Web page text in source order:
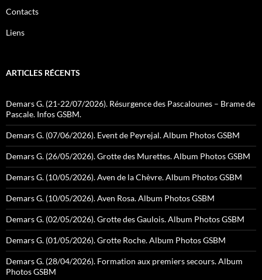
Contacts
Liens
ARTICLES RÉCENTS
Demars G. (21-22/07/2026). Résurgence des Pascalounes – Brame de
Pascale. Infos GSBM.
Demars G. (07/06/2026). Event de Peyrejal. Album Photos GSBM
Demars G. (26/05/2026). Grotte des Murettes. Album Photos GSBM
Demars G. (10/05/2026). Aven de la Chèvre. Album Photos GSBM
Demars G. (10/05/2026). Aven Rosa. Album Photos GSBM
Demars G. (02/05/2026). Grotte des Gaulois. Album Photos GSBM
Demars G. (01/05/2026). Grotte Roche. Album Photos GSBM
Demars G. (28/04/2026). Formation aux premiers secours. Album
Photos GSBM